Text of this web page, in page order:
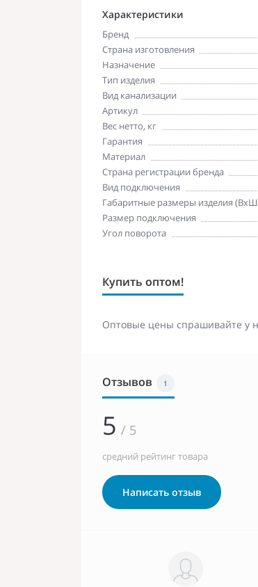
Характеристики
Бренд
Страна изготовления
Назначение
Тип изделия
Вид канализации
Артикул
Вес нетто, кг
Гарантия
Материал
Страна регистрации бренда
Вид подключения
Габаритные размеры изделия
Размер подключения
Угол поворота
Купить оптом!
Оптовые цены спрашивайте у
Отзывов 1
5 / 5
средний рейтинг товара
Написать отзыв